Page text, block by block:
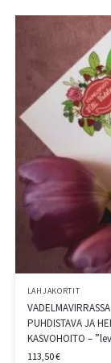
LAHJAKORTIT
PUHDISTAVA JA
KASVOHOITO –
113,50€